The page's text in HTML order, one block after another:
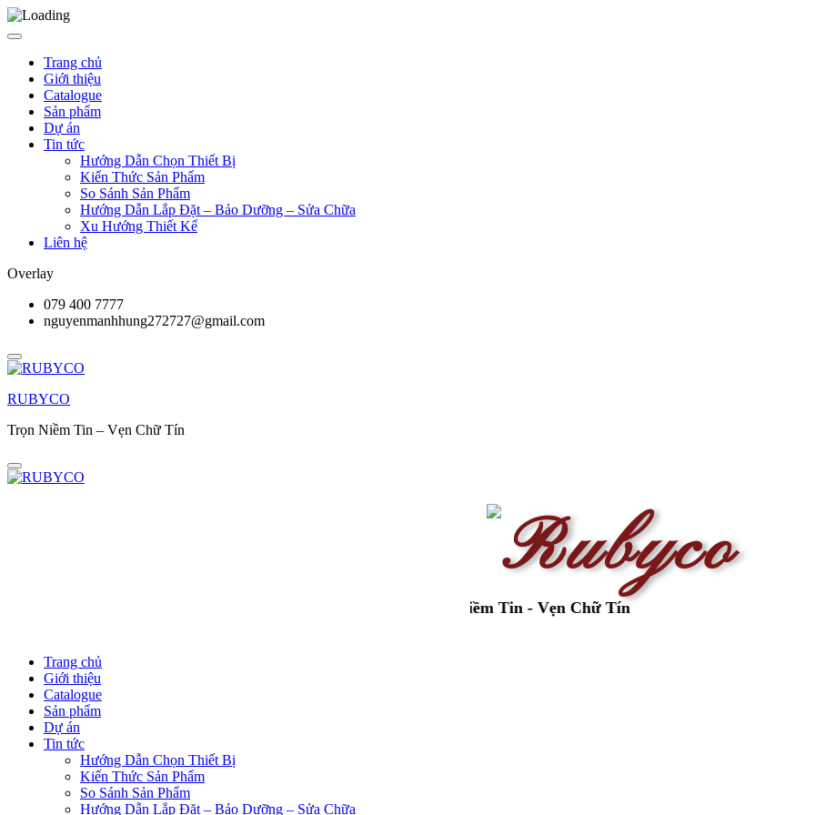
Trang chủ
Giới thiệu
Catalogue
Sản phẩm
Dự án
Tin tức
Hướng Dẫn Chọn Thiết Bị
Kiến Thức Sản Phẩm
So Sánh Sản Phẩm
Hướng Dẫn Lắp Đặt – Bảo Dưỡng – Sửa Chữa
Xu Hướng Thiết Kế
Liên hệ
Overlay
079 400 7777
nguyenmanhhung272727@gmail.com
RUBYCO
Trọn Niềm Tin – Vẹn Chữ Tín
Trọn Niềm Tin - Vẹn Chữ Tín
Trang chủ
Giới thiệu
Catalogue
Sản phẩm
Dự án
Tin tức
Hướng Dẫn Chọn Thiết Bị
Kiến Thức Sản Phẩm
So Sánh Sản Phẩm
Hướng Dẫn Lắp Đặt – Bảo Dưỡng – Sửa Chữa